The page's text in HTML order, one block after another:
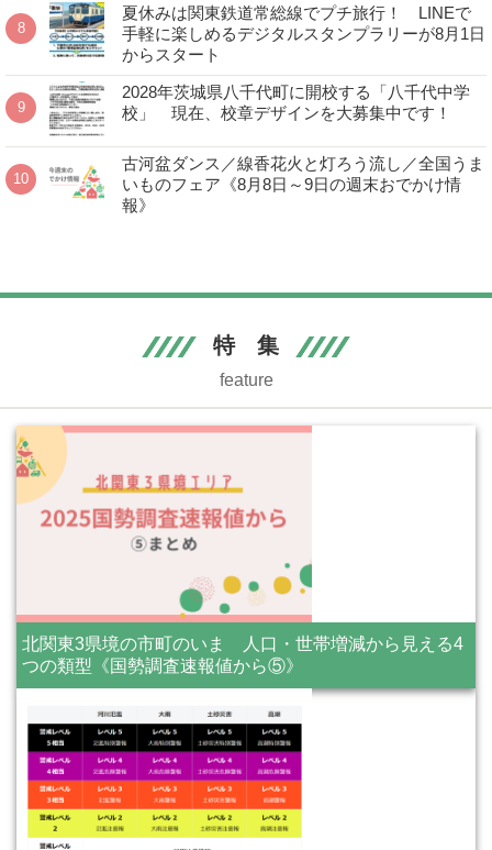
夏休みは関東鉄道常総線でプチ旅行！ LINEで
手軽に楽しめるデジタルスタンプラリーが8月1日
からスタート
2028年茨城県八千代町に開校する「八千代中学
校」 現在、校章デザインを大募集中です！
古河盆ダンス／線香花火と灯ろう流し／全国うま
いものフェア《8月8日～9日の週末おでかけ情
報》
特 集
feature
北関東3県境の市町のいま 人口・世帯増減から見える4
つの類型《国勢調査速報値から⑤》